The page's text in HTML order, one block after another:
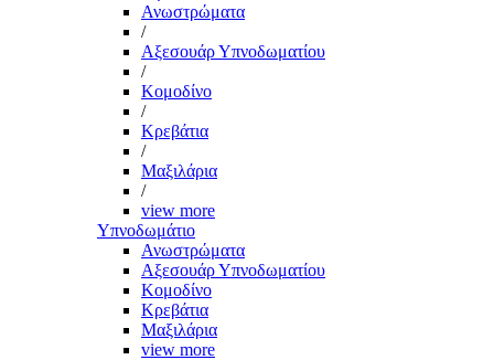
Ανωστρώματα
/
Αξεσουάρ Υπνοδωματίου
/
Κομοδίνο
/
Κρεβάτια
/
Μαξιλάρια
/
view more
Υπνοδωμάτιο
Ανωστρώματα
Αξεσουάρ Υπνοδωματίου
Κομοδίνο
Κρεβάτια
Μαξιλάρια
view more